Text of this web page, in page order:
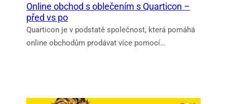
Online obchod s oblečením s Quarticon –
před vs po
Quarticon je v podstatě společnost, která pomáhá
online obchodům prodávat více pomocí…